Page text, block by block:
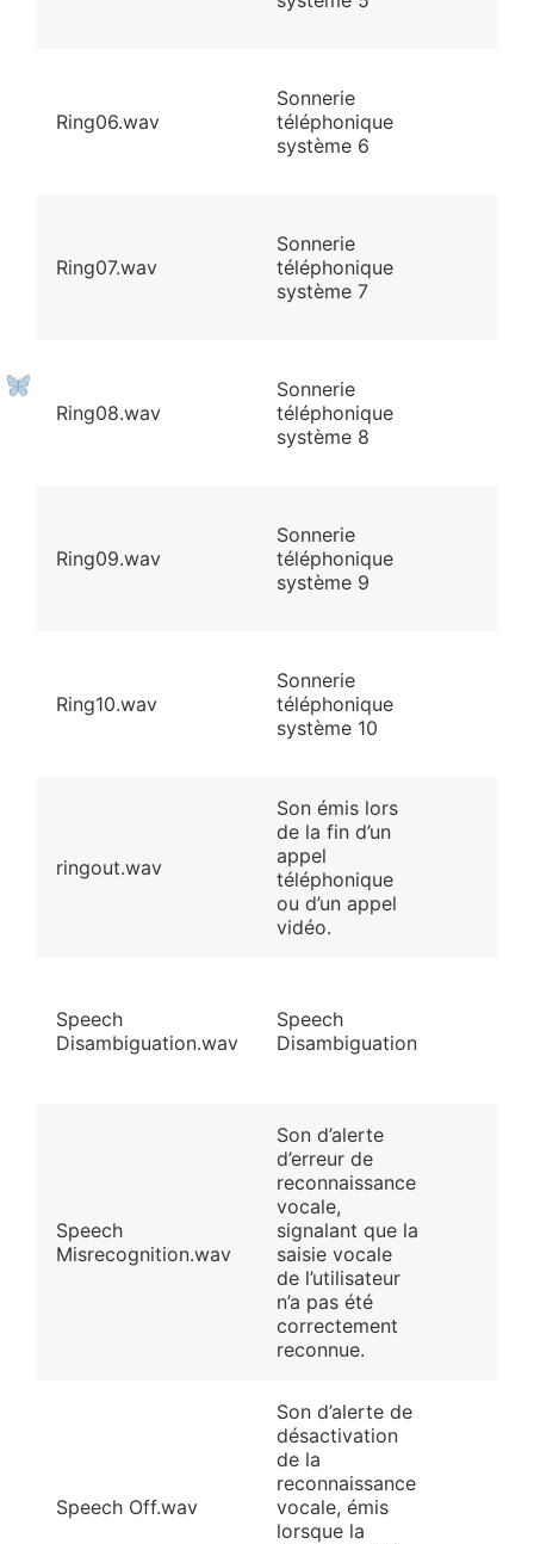
Ring06.wav
Sonnerie
téléphonique
système 6
Ring07.wav
Sonnerie
téléphonique
système 7
Ring08.wav
Sonnerie
téléphonique
système 8
Ring09.wav
Sonnerie
téléphonique
système 9
Ring10.wav
Sonnerie
téléphonique
système 10
ringout.wav
Son émis lors
de la fin d’un
appel
téléphonique
ou d’un appel
vidéo.
Speech
Disambiguation.wav
Speech
Disambiguation
Speech
Misrecognition.wav
Son d’alerte
d’erreur de
reconnaissance
vocale,
signalant que la
saisie vocale
de l’utilisateur
n’a pas été
correctement
reconnue.
Speech Off.wav
Son d’alerte de
désactivation
de la
reconnaissance
vocale, émis
lorsque la